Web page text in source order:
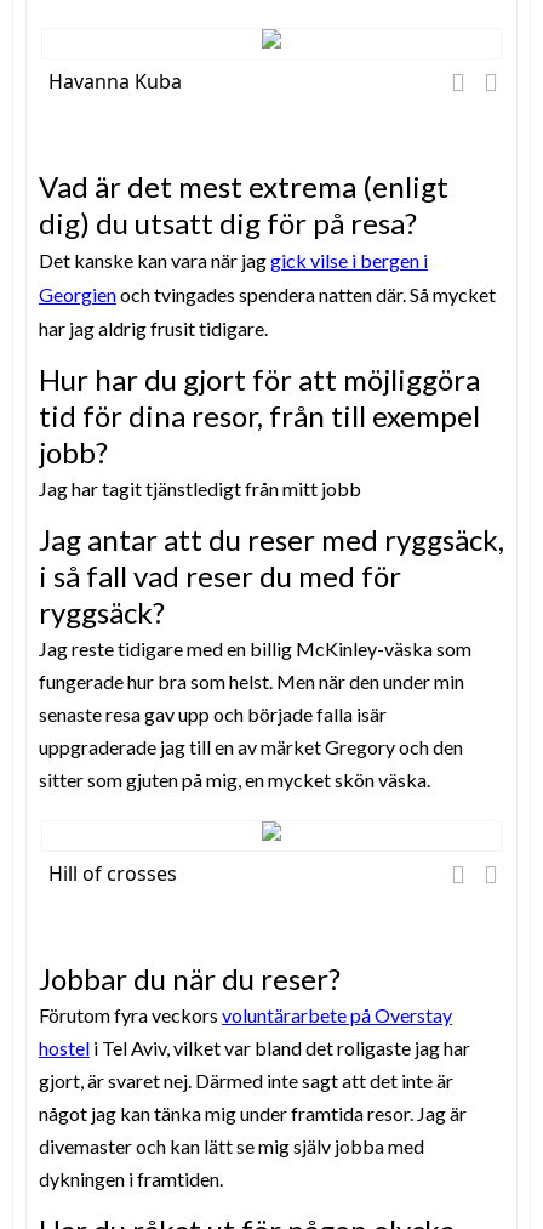
Havanna Kuba
Vad är det mest extrema (enligt
dig) du utsatt dig för på resa?
Det kanske kan vara när jaggick vilse i bergen i
Georgienoch tvingades spendera natten där. Så mycket
har jag aldrig frusit tidigare.
Hur har du gjort för att möjliggöra
tid för dina resor, från till exempel
jobb?
Jag har tagit tjänstledigt från mitt jobb
Jag antar att du reser med ryggsäck,
i så fall vad reser du med för
ryggsäck?
Jag reste tidigare med en billig McKinley-väska som
fungerade hur bra som helst. Men när den under min
senaste resa gav upp och började falla isär
uppgraderade jag till en av märket Gregory och den
sitter som gjuten på mig, en mycket skön väska.
Hill of crosses
Jobbar du när du reser?
Förutom fyra veckors voluntärarbete på Overstay
hosteli Tel Aviv, vilket var bland det roligaste jag har
gjort, är svaret nej. Därmed inte sagt att det inte är
något jag kan tänka mig under framtida resor. Jag är
divemaster och kan lätt se mig själv jobba med
dykningen i framtiden.